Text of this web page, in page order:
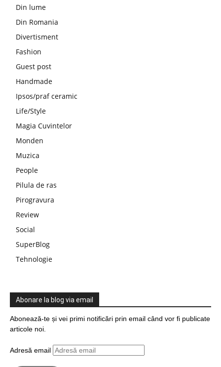
Din lume
Din Romania
Divertisment
Fashion
Guest post
Handmade
Ipsos/praf ceramic
Life/Style
Magia Cuvintelor
Monden
Muzica
People
Pilula de ras
Pirogravura
Review
Social
SuperBlog
Tehnologie
Abonare la blog via email
Abonează-te și vei primi notificări prin email când vor fi publicate
articole noi.
Adresă email